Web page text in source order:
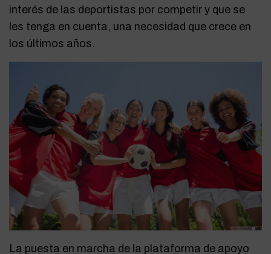
interés de las deportistas por competir y que se
les tenga en cuenta, una necesidad que crece en
los últimos años.
La puesta en marcha de la plataforma de apoyo